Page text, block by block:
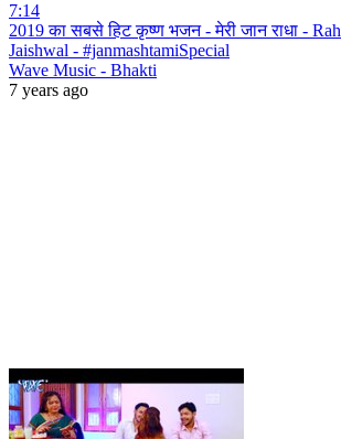
7:14
2019 का सबसे हिट कृष्ण भजन - मेरी जान राधा -
Jaishwal - #janmashtamiSpecial
Wave Music - Bhakti
7 years ago